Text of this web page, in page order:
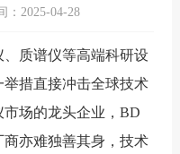
2025-04-28
质谱仪等高端科研设
措直接冲击全球技术
场的龙头企业，BD
亦难独善其身，技术